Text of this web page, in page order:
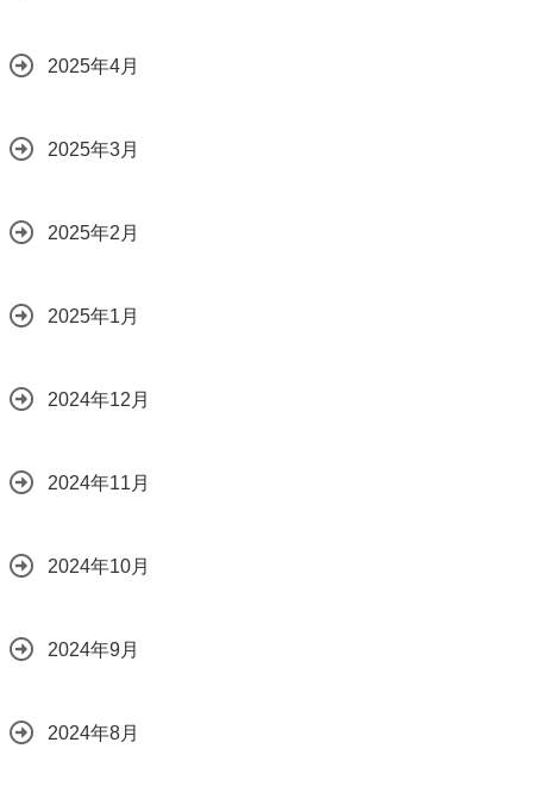
2025年4月
2025年3月
2025年2月
2025年1月
2024年12月
2024年11月
2024年10月
2024年9月
2024年8月